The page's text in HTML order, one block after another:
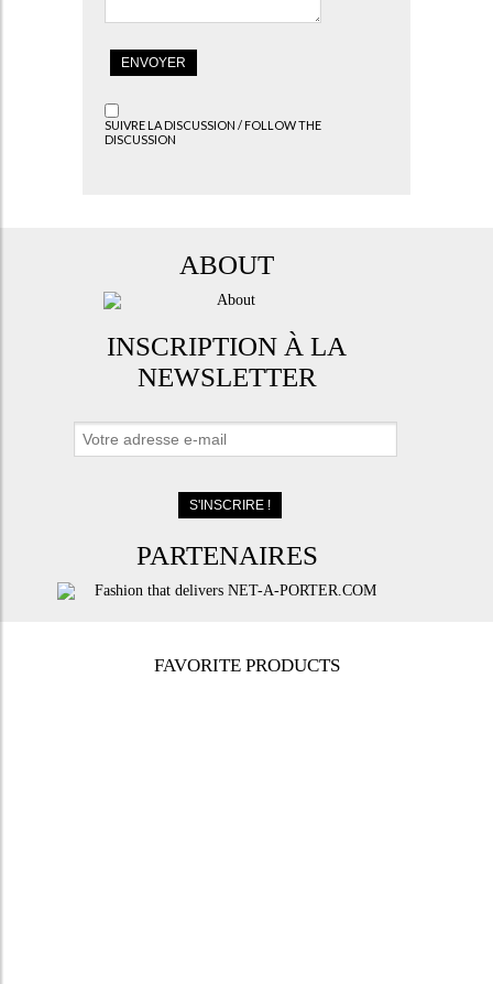
SUIVRE LA DISCUSSION / FOLLOW THE
DISCUSSION
ABOUT
INSCRIPTION À LA
NEWSLETTER
PARTENAIRES
FAVORITE PRODUCTS